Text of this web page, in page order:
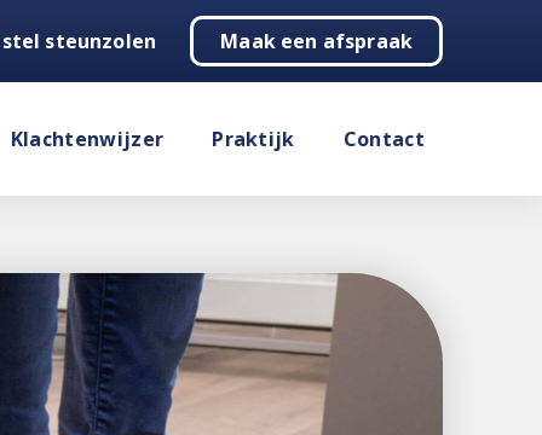
steunzolen Maak een afspraak
Klachtenwijzer Praktijk Contact